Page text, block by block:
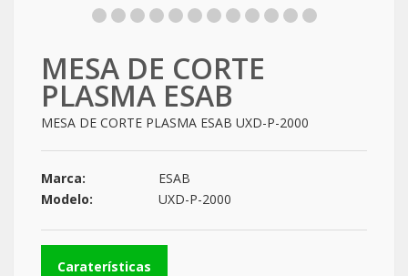
MESA DE CORTE
PLASMA ESAB
MESA DE CORTE PLASMA ESAB UXD-P-2000
Marca:
ESAB
Modelo:
UXD-P-2000
Caraterísticas